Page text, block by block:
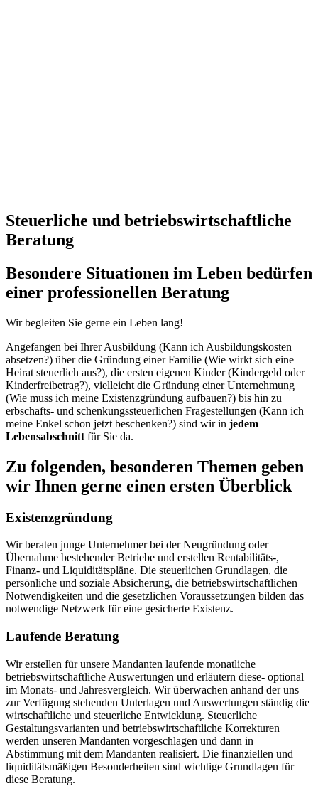
Steuerliche und betriebswirtschaftliche
Beratung
Besondere Situationen im Leben bedürfen
einer professionellen Beratung
Wir begleiten Sie gerne ein Leben lang!
Angefangen bei Ihrer Ausbildung (Kann ich Ausbildungskosten
absetzen?) über die Gründung einer Familie (Wie wirkt sich eine
Heirat steuerlich aus?), die ersten eigenen Kinder (Kindergeld oder
Kinderfreibetrag?), vielleicht die Gründung einer Unternehmung
(Wie muss ich meine Existenzgründung aufbauen?) bis hin zu
erbschafts- und schenkungssteuerlichen Fragestellungen (Kann ich
meine Enkel schon jetzt beschenken?) sind wir in jedem
Lebensabschnitt für Sie da.
Zu folgenden, besonderen Themen geben
wir Ihnen gerne einen ersten Überblick
Existenzgründung
Wir beraten junge Unternehmer bei der Neugründung oder
Übernahme bestehender Betriebe und erstellen Rentabilitäts-,
Finanz- und Liquiditätspläne. Die steuerlichen Grundlagen, die
persönliche und soziale Absicherung, die betriebswirtschaftlichen
Notwendigkeiten und die gesetzlichen Voraussetzungen bilden das
notwendige Netzwerk für eine gesicherte Existenz.
Laufende Beratung
Wir erstellen für unsere Mandanten laufende monatliche
betriebswirtschaftliche Auswertungen und erläutern diese- optional
im Monats- und Jahresvergleich. Wir überwachen anhand der uns
zur Verfügung stehenden Unterlagen und Auswertungen ständig die
wirtschaftliche und steuerliche Entwicklung. Steuerliche
Gestaltungsvarianten und betriebswirtschaftliche Korrekturen
werden unseren Mandanten vorgeschlagen und dann in
Abstimmung mit dem Mandanten realisiert. Die finanziellen und
liquiditätsmäßigen Besonderheiten sind wichtige Grundlagen für
diese Beratung.